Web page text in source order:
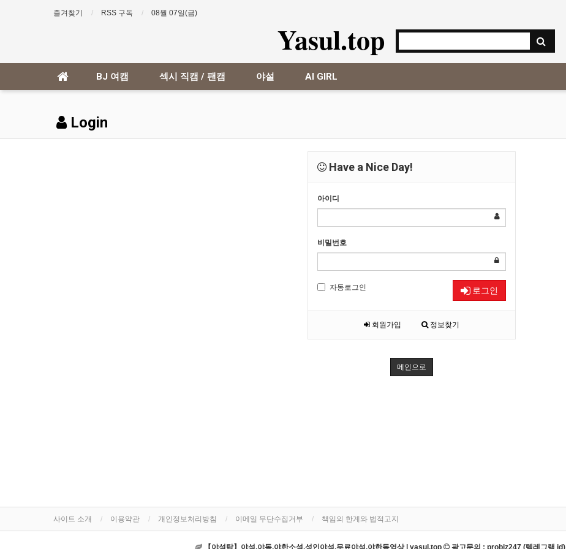
즐겨찾기 RSS 구독 08월 07일(금)
Yasul.top
BJ 여캠 섹시 직캠 / 팬캠 야설 AI GIRL
Login
Have a Nice Day!
아이디
비밀번호
자동로그인 로그인
회원가입 정보찾기
메인으로
사이트 소개 이용약관 개인정보처리방침 이메일 무단수집거부 책임의 한계와 법적고지
【야설탑】야설,야동,야한소설,성인야설,무료야설,야한동영상 | yasul.top 광고문의 : probiz247 (텔레그램 id)